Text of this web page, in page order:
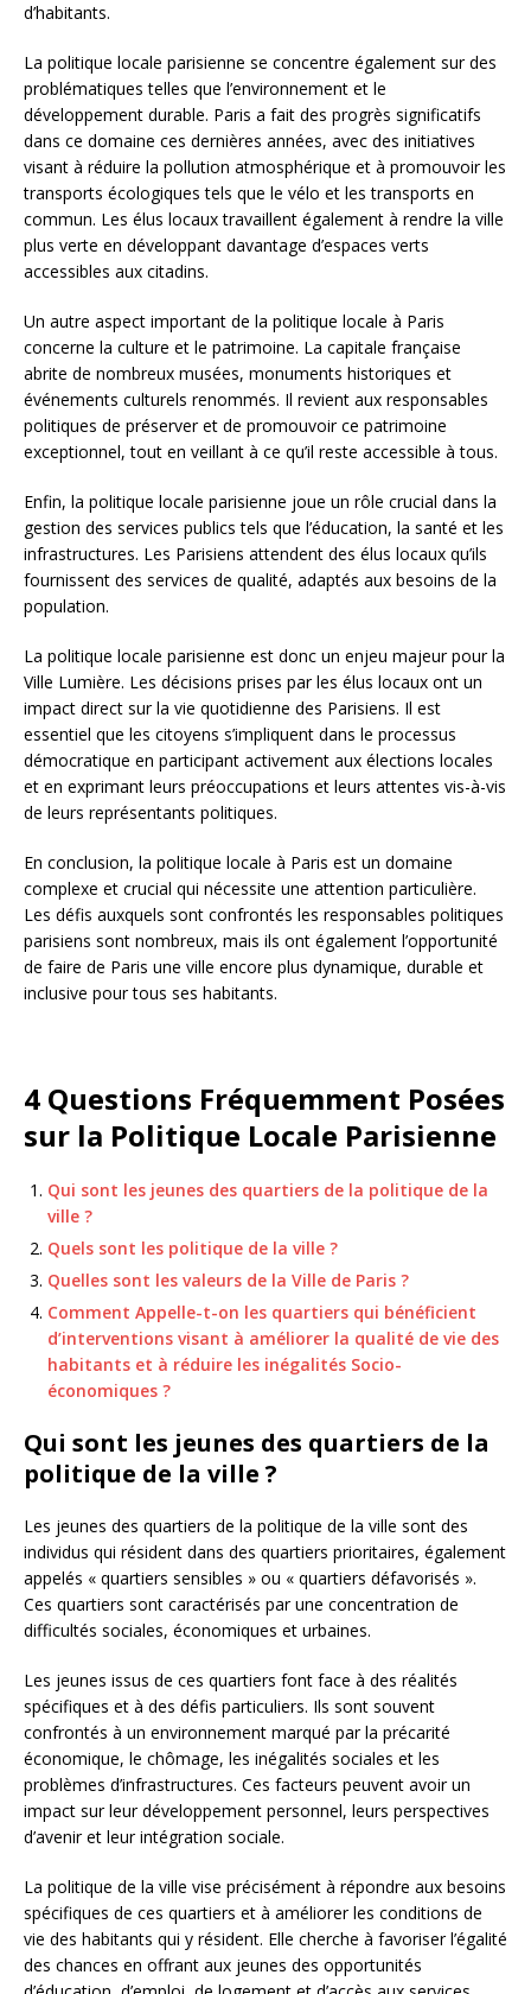
d’habitants.
La politique locale parisienne se concentre également sur des
problématiques telles que l’environnement et le
développement durable. Paris a fait des progrès significatifs
dans ce domaine ces dernières années, avec des initiatives
visant à réduire la pollution atmosphérique et à promouvoir les
transports écologiques tels que le vélo et les transports en
commun. Les élus locaux travaillent également à rendre la ville
plus verte en développant davantage d’espaces verts
accessibles aux citadins.
Un autre aspect important de la politique locale à Paris
concerne la culture et le patrimoine. La capitale française
abrite de nombreux musées, monuments historiques et
événements culturels renommés. Il revient aux responsables
politiques de préserver et de promouvoir ce patrimoine
exceptionnel, tout en veillant à ce qu’il reste accessible à tous.
Enfin, la politique locale parisienne joue un rôle crucial dans la
gestion des services publics tels que l’éducation, la santé et les
infrastructures. Les Parisiens attendent des élus locaux qu’ils
fournissent des services de qualité, adaptés aux besoins de la
population.
La politique locale parisienne est donc un enjeu majeur pour la
Ville Lumière. Les décisions prises par les élus locaux ont un
impact direct sur la vie quotidienne des Parisiens. Il est
essentiel que les citoyens s’impliquent dans le processus
démocratique en participant activement aux élections locales
et en exprimant leurs préoccupations et leurs attentes vis-à-vis
de leurs représentants politiques.
En conclusion, la politique locale à Paris est un domaine
complexe et crucial qui nécessite une attention particulière.
Les défis auxquels sont confrontés les responsables politiques
parisiens sont nombreux, mais ils ont également l’opportunité
de faire de Paris une ville encore plus dynamique, durable et
inclusive pour tous ses habitants.
4 Questions Fréquemment Posées
sur la Politique Locale Parisienne
Qui sont les jeunes des quartiers de la politique de la
ville ?
Quels sont les politique de la ville ?
Quelles sont les valeurs de la Ville de Paris ?
Comment Appelle-t-on les quartiers qui bénéficient
d’interventions visant à améliorer la qualité de vie des
habitants et à réduire les inégalités Socio-
économiques ?
Qui sont les jeunes des quartiers de la
politique de la ville ?
Les jeunes des quartiers de la politique de la ville sont des
individus qui résident dans des quartiers prioritaires, également
appelés « quartiers sensibles » ou « quartiers défavorisés ».
Ces quartiers sont caractérisés par une concentration de
difficultés sociales, économiques et urbaines.
Les jeunes issus de ces quartiers font face à des réalités
spécifiques et à des défis particuliers. Ils sont souvent
confrontés à un environnement marqué par la précarité
économique, le chômage, les inégalités sociales et les
problèmes d’infrastructures. Ces facteurs peuvent avoir un
impact sur leur développement personnel, leurs perspectives
d’avenir et leur intégration sociale.
La politique de la ville vise précisément à répondre aux besoins
spécifiques de ces quartiers et à améliorer les conditions de
vie des habitants qui y résident. Elle cherche à favoriser l’égalité
des chances en offrant aux jeunes des opportunités